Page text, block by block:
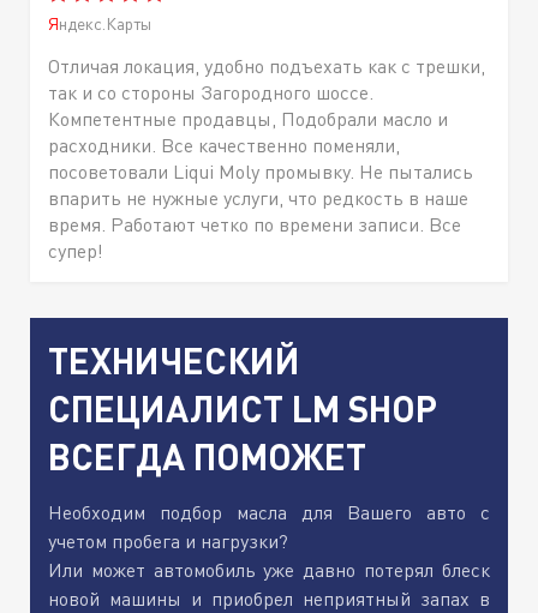
Яндекс.Карты
Отличая локация, удобно подъехать как с трешки,
так и со стороны Загородного шоссе.
Компетентные продавцы, Подобрали масло и
расходники. Все качественно поменяли,
посоветовали Liqui Moly промывку. Не пытались
впарить не нужные услуги, что редкость в наше
время. Работают четко по времени записи. Все
супер!
ТЕХНИЧЕСКИЙ
СПЕЦИАЛИСТ LM SHOP
ВСЕГДА ПОМОЖЕТ
Необходим подбор масла для Вашего авто с
учетом пробега и нагрузки?
Или может автомобиль уже давно потерял блеск
новой машины и приобрел неприятный запах в